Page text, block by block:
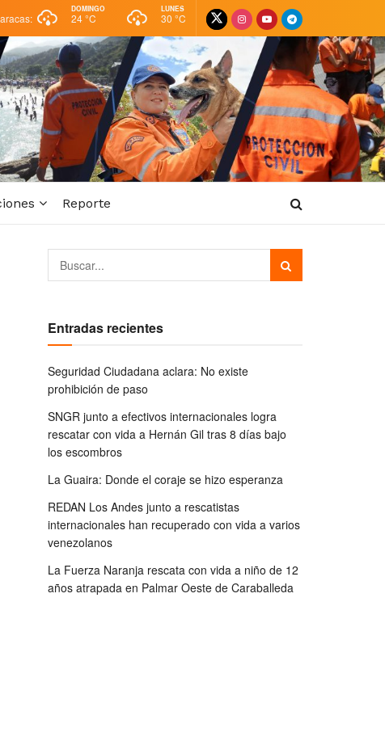
DOMINGO
24 °C
LUNES
30 °C
Reporte
Entradas recientes
Seguridad Ciudadana aclara: No existe
prohibición de paso
SNGR junto a efectivos internacionales logra
rescatar con vida a Hernán Gil tras 8 días bajo
los escombros
La Guaira: Donde el coraje se hizo esperanza
REDAN Los Andes junto a rescatistas
internacionales han recuperado con vida a varios
venezolanos
La Fuerza Naranja rescata con vida a niño de 12
años atrapada en Palmar Oeste de Caraballeda